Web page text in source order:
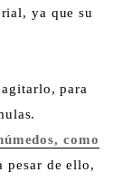
ya que su
para
como
pesar de ello,